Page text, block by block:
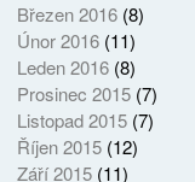
Březen 2016(8)
Únor 2016(11)
Leden 2016(8)
Prosinec 2015(7)
Listopad 2015(7)
Říjen 2015(12)
Září 2015(11)